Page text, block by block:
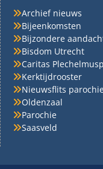
Archief nieuws
Bijeenkomsten
Bijzondere
Bisdom Utrecht
Caritas
Kerktijdrooster
Nieuwsflits
Oldenzaal
Parochie
Saasveld